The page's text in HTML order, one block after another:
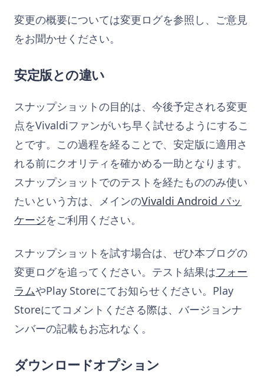
変更の概要については変更ログを参照し、ご意見
をお聞かせください。
安定版との違い
スナップショットの目的は、今後予定される変更
点をVivaldiファンがいち早く試せるようにするこ
とです。この過程を経ることで、安定版に適用さ
れる前にクオリティを確かめる一助となります。
スナップショットでのテストを経たもののみ使い
たいという方は、メインのVivaldi Android パッ
ケージをご利用ください。
スナップショットを試す場合は、ぜひ本ブログの
変更ログを追ってください。テスト結果はフォー
ラムやPlay Storeにてお知らせください。Play
Storeにてコメントくださる際は、バージョンナ
ンバーの記載もお忘れなく。
ダウンロードオプション